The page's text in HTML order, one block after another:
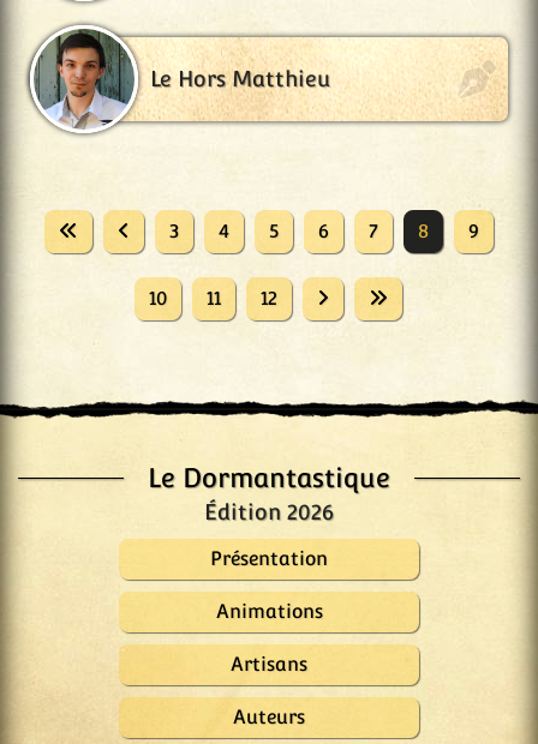
Le Dormantastique
Édition 2026
Présentation
Animations
Artisans
Auteurs
Le Hors Matthieu
3 4 5 6 7 8 9
10 11 12